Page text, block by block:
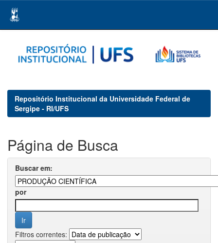
navigation
Repositório Institucional da Universidade Federal de
Sergipe - RI/UFS
Página de Busca
Buscar em:
por
Filtros correntes: